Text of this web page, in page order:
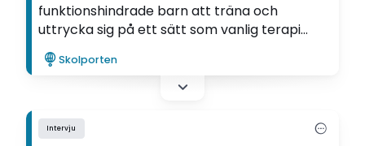
funktionshindrade barn att träna och
uttrycka sig på ett sätt som vanlig terapi
sällan gör. Här ges barnen själva kontrollen
över skeendet och dessutom är det roligt,
säger forskaren Eva Petersson.
Skolporten
Intervju